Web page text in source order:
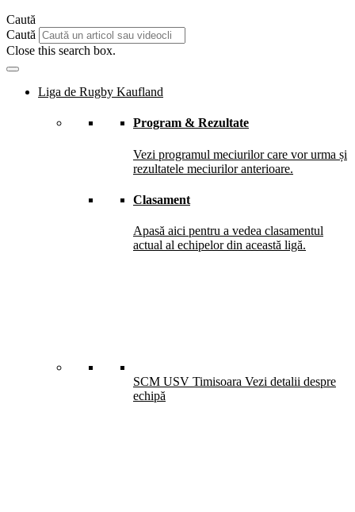
Caută
Caută
Close this search box.
Liga de Rugby Kaufland
Program & Rezultate
Vezi programul meciurilor care vor urma și
rezultatele meciurilor anterioare.
Clasament
Apasă aici pentru a vedea clasamentul
actual al echipelor din această ligă.
SCM USV Timisoara Vezi detalii despre
echipă